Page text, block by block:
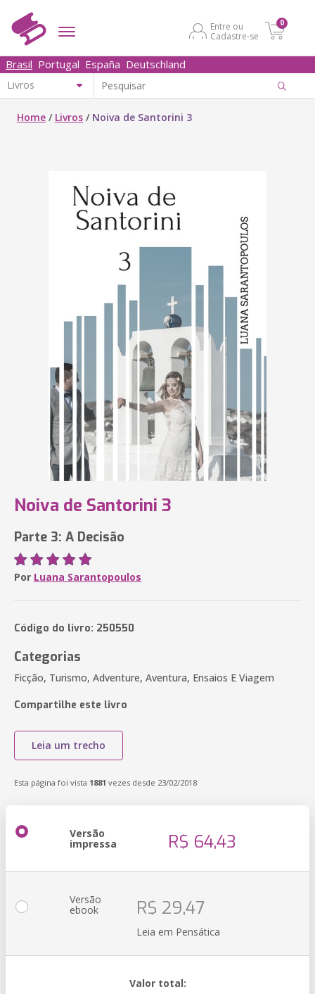
Entre ou
Cadastre-se
0
Brasil Portugal España Deutschland
Home / Livros / Noiva de Santorini 3
Noiva de Santorini 3
Parte 3: A Decisão
Por Luana Sarantopoulos
Código do livro: 250550
Categorias
Ficção, Turismo, Adventure, Aventura, Ensaios E Viagem
Compartilhe este livro
Leia um trecho
Esta página foi vista 1881 vezes desde 23/02/2018
Versão
impressa R$ 64,43
Versão
ebook R$ 29,47
Leia em Pensática
Valor total: